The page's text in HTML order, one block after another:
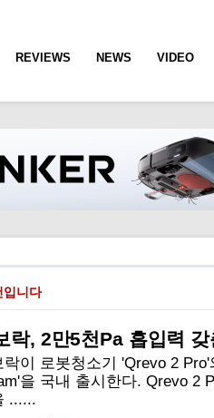
REVIEWS NEWS VIDEO
입니다
락, 2만5천Pa 흡입력
락이 로봇청소기 'Qrevo 2
을 국내 출시한다. Qrevo 2
......